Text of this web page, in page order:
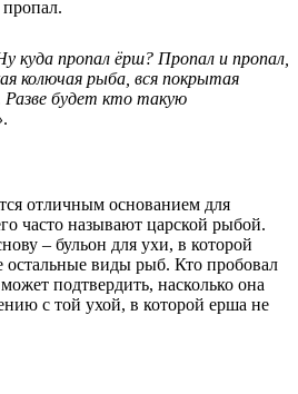
куда пропал ёрш? Пропал и пропал,
колючая рыба, вся покрытая
Разве будет кто такую
.
отличным основанием для
часто называют царской рыбой.
– бульон для ухи, в которой
виды рыб. Кто пробовал
подтвердить, насколько она
с той ухой, в которой ерша не